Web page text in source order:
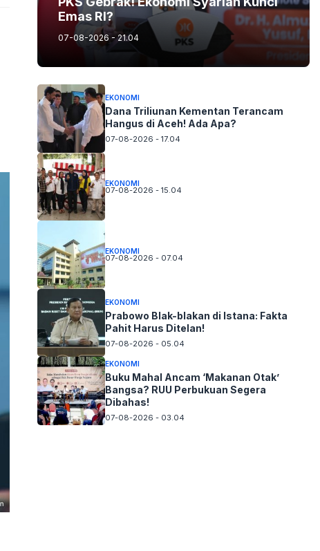
Emas RI?
07-08-2026 - 21.04
EKONOMI
Dana Triliunan Kementan Terancam
Hangus di Aceh! Ada Apa?
07-08-2026 - 17.04
EKONOMI
07-08-2026 - 15.04
EKONOMI
07-08-2026 - 07.04
EKONOMI
Prabowo Blak-blakan di Istana: Fakta
Pahit Harus Ditelan!
07-08-2026 - 05.04
EKONOMI
Buku Mahal Ancam ‘Makanan Otak’
Bangsa? RUU Perbukuan Segera
Dibahas!
07-08-2026 - 03.04